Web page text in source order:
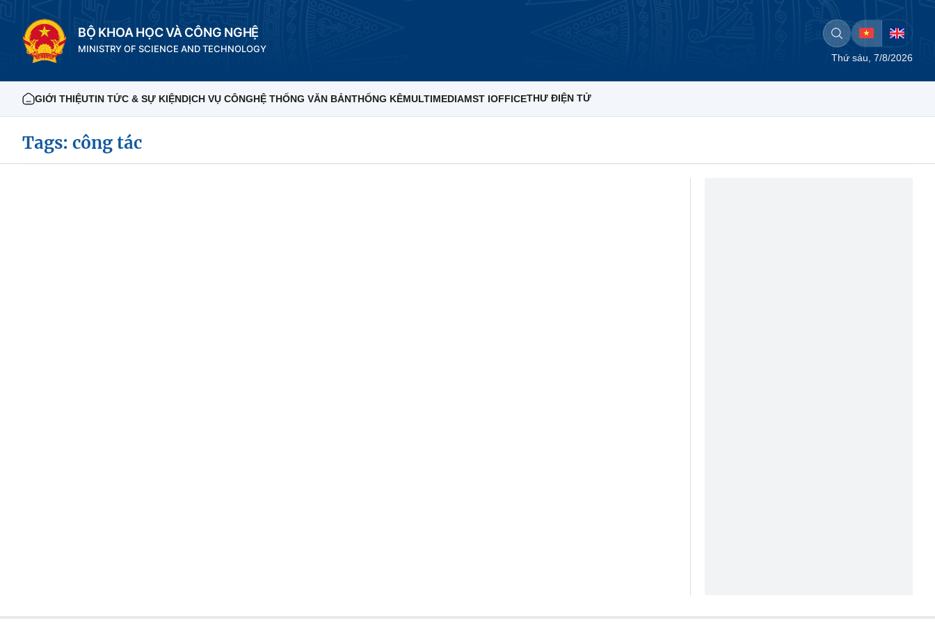
BỘ KHOA HỌC VÀ CÔNG NGHỆ
MINISTRY OF SCIENCE AND TECHNOLOGY
Thứ sáu, 7/8/2026
GIỚI THIỆUTIN TỨC & SỰ KIỆNDỊCH VỤ CÔNGHỆ THỐNG VĂN BẢNTHỐNG KÊMULTIMEDIAMST IOFFICETHƯ ĐIỆN TỬ
Tags: công tác